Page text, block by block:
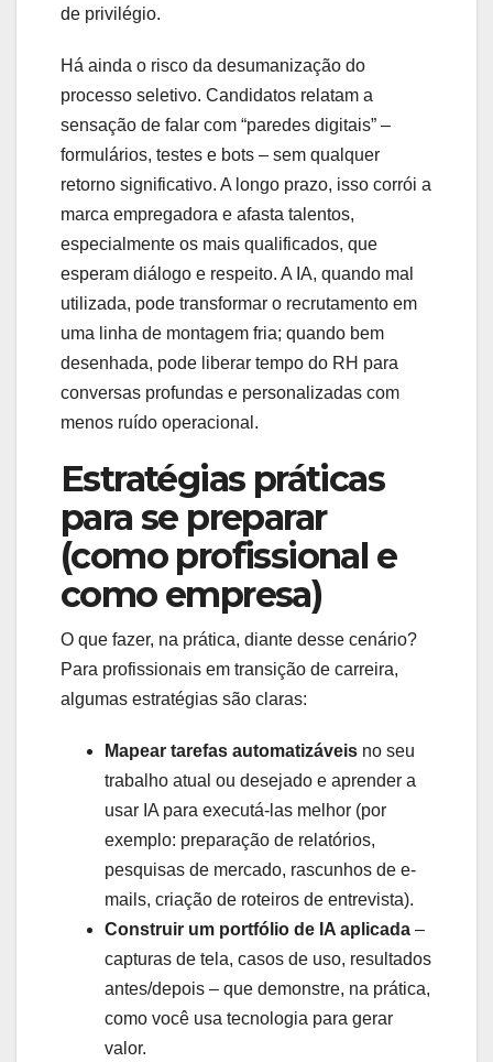
de privilégio.
Há ainda o risco da desumanização do
processo seletivo. Candidatos relatam a
sensação de falar com “paredes digitais” –
formulários, testes e bots – sem qualquer
retorno significativo. A longo prazo, isso corrói a
marca empregadora e afasta talentos,
especialmente os mais qualificados, que
esperam diálogo e respeito. A IA, quando mal
utilizada, pode transformar o recrutamento em
uma linha de montagem fria; quando bem
desenhada, pode liberar tempo do RH para
conversas profundas e personalizadas com
menos ruído operacional.
Estratégias práticas
para se preparar
(como profissional e
como empresa)
O que fazer, na prática, diante desse cenário?
Para profissionais em transição de carreira,
algumas estratégias são claras:
Mapear tarefas automatizáveis no seu
trabalho atual ou desejado e aprender a
usar IA para executá-las melhor (por
exemplo: preparação de relatórios,
pesquisas de mercado, rascunhos de e-
mails, criação de roteiros de entrevista).
Construir um portfólio de IA aplicada –
capturas de tela, casos de uso, resultados
antes/depois – que demonstre, na prática,
como você usa tecnologia para gerar
valor.